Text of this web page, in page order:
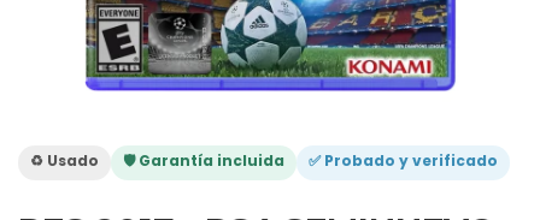
♻️ Usado 🛡️ Garantía incluida ✅ Probado y verificado